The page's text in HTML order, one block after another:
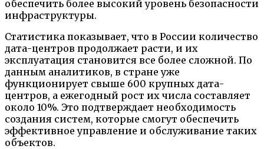
обеспечить более высокий уровень безопасности
инфраструктуры.
Статистика показывает, что в России количество
дата-центров продолжает расти, и их
эксплуатация становится все более сложной. По
данным аналитиков, в стране уже
функционирует свыше 600 крупных дата-
центров, а ежегодный рост их числа составляет
около 10%. Это подтверждает необходимость
создания систем, которые смогут обеспечить
эффективное управление и обслуживание таких
объектов.